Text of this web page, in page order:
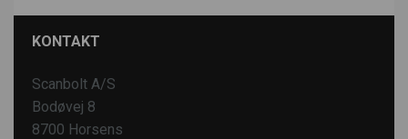
KONTAKT
Scanbolt A/S
Bodøvej 8
8700 Horsens